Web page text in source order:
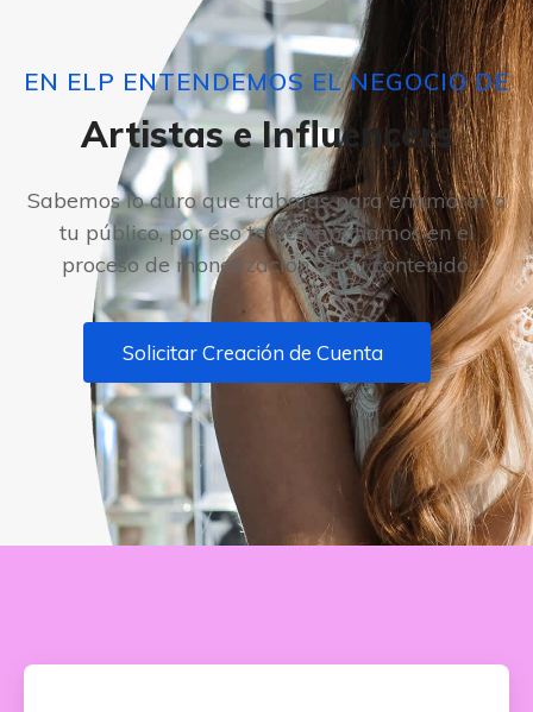
EN ELP ENTENDEMOS EL NEGOCIO DE
Artistas e Influencers
Sabemos lo duro que trabajas para enamorar a
tu público, por eso te acompañamos en el
proceso de monetización de tu contenido.
Solicitar Creación de Cuenta